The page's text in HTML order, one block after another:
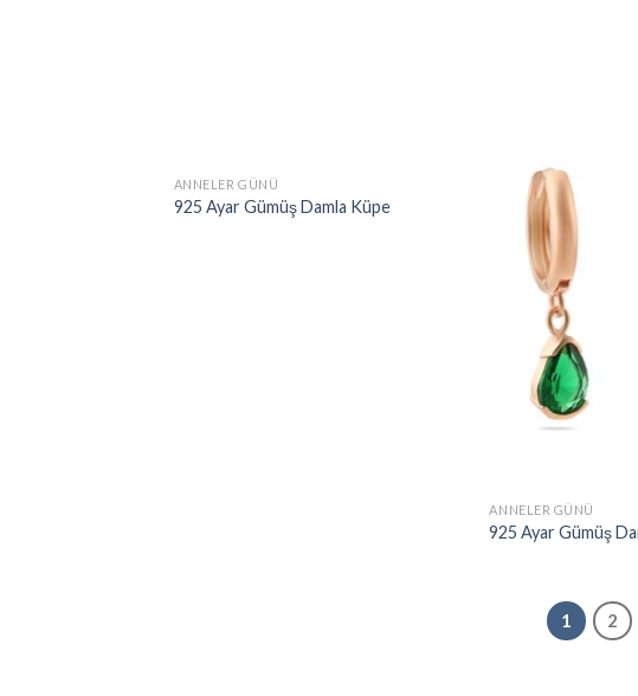
ANNELER GÜNÜ
925 Ayar Gümüş Damla Küpe
ANNELER GÜNÜ
925 Ayar Gümüş
1 2